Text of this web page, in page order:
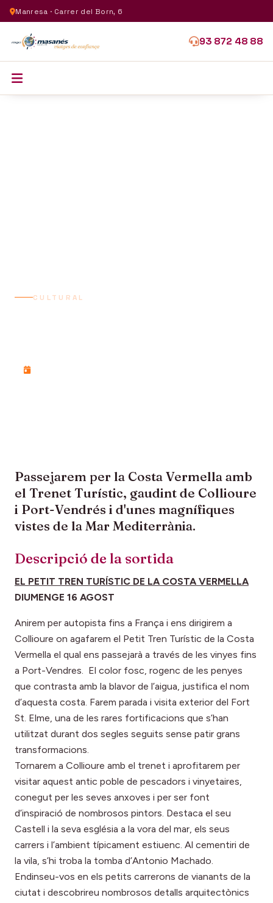
Manresa · Carrer del Born, 6
93 872 48 88
CULTURAL
Diumenge, 16 d'agost de 2026
Passejarem per la Costa Vermella amb
el Trenet Turístic, gaudint de Collioure
i Port-Vendrés i d'unes magnífiques
vistes de la Mar Mediterrània.
Descripció de la sortida
EL PETIT TREN TURÍSTIC DE LA COSTA VERMELLA
DIUMENGE 16 AGOST
Anirem per autopista fins a França i ens dirigirem a
Collioure on agafarem el Petit Tren Turístic de la Costa
Vermella el qual ens passejarà a través de les vinyes fins
a Port-Vendres. El color fosc, rogenc de les penyes
que contrasta amb la blavor de l’aigua, justifica el nom
d’aquesta costa. Farem parada i visita exterior del Fort
St. Elme, una de les rares fortificacions que s’han
utilitzat durant dos segles seguits sense patir grans
transformacions.
Tornarem a Collioure amb el trenet i aprofitarem per
visitar aquest antic poble de pescadors i vinyetaires,
conegut per les seves anxoves i per ser font
d’inspiració de nombrosos pintors. Destaca el seu
Castell i la seva església a la vora del mar, els seus
carrers i l’ambient típicament estiuenc. Al cementiri de
la vila, s’hi troba la tomba d’Antonio Machado.
Endinseu-vos en els petits carrerons de vianants de la
ciutat i descobrireu nombrosos detalls arquitectònics